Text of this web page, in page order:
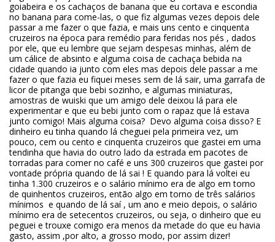
goiabeira e os cachaços de banana que eu cortava e escondia
no banana para come-las, o que fiz algumas vezes depois dele
passar a me fazer o que fazia, e mais uns cento e cinquenta
cruzeiros na época para remédio para feridas nos pés , dados
por ele, que eu lembre que sejam despesas minhas, além de
um cálice de absinto e alguma coisa de cachaça bebida na
cidade quando ia junto com eles mas depois dele passar a me
fazer o que fazia eu fiquei meses sem de lá sair, uma garrafa de
licor de pitanga que bebi sozinho, e algumas miniaturas,
amostras de wuiski que um amigo dele deixou lá para ele
experimentar e que eu bebi junto com o rapaz que lá estava
junto comigo! Mais alguma coisa? Devo alguma coisa disso? E
dinheiro eu tinha quando lá cheguei pela primeira vez, um
pouco, cem ou cento e cinquenta cruzeiros que gastei em uma
tendinha que havia do outro lado da estrada em pacotes de
torradas para comer no café e uns 300 cruzeiros que gastei por
vontade própria quando de lá sai ! E quando para lá voltei eu
tinha 1.300 cruzeiros e o salário mínimo era de algo em torno
de quinhentos cruzeiros, então algo em torno de três salários
mínimos e quando de lá saí , um ano e meio depois, o salário
mínimo era de setecentos cruzeiros, ou seja, o dinheiro que eu
peguei e trouxe comigo era menos da metade do que eu havia
gasto, assim ,por alto, a grosso modo, por assim dizer!